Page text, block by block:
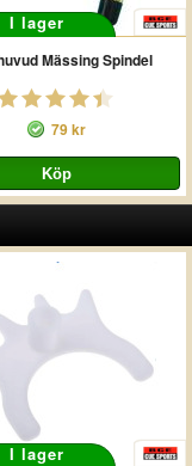
I lager
Mässing Spindel
79 kr
I lager